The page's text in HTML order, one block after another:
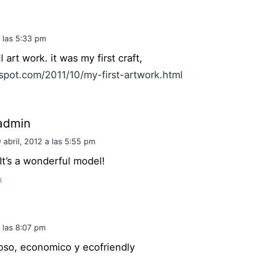
las 5:33 pm
art work. it was my first craft,
2011/10/my-first-artwork.html
abril, 2012 a las 5:55 pm
a wonderful model!
8:07 pm
economico y ecofriendly